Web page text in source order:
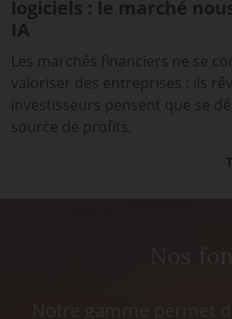
logiciels : le marché
IA
Les marchés financiers ne se
valoriser des entreprises : ils
investisseurs pensent que se
source de profits.